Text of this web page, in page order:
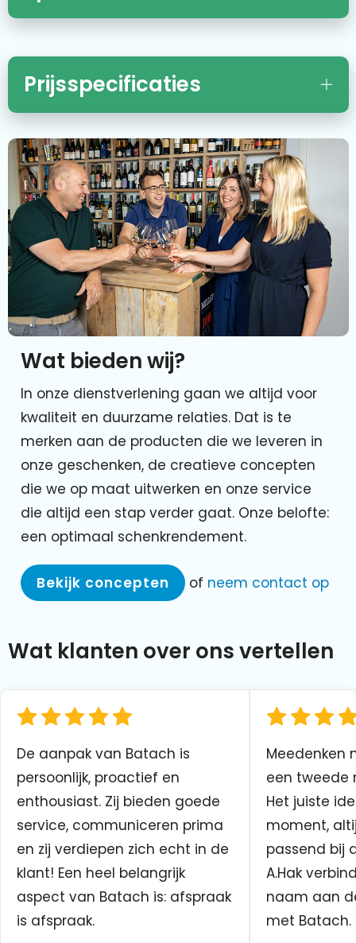
Prijsspecificaties
Wat bieden wij?
In onze dienstverlening gaan we altijd voor
kwaliteit en duurzame relaties. Dat is te
merken aan de producten die we leveren in
onze geschenken, de creatieve concepten
die we op maat uitwerken en onze service
die altijd een stap verder gaat. Onze belofte:
een optimaal schenkrendement.
Bekijk concepten of neem contact op
Wat klanten over ons vertellen
De aanpak van Batach is
persoonlijk, proactief en
enthousiast. Zij bieden goede
service, communiceren prima
en zij verdiepen zich echt in de
klant! Een heel belangrijk
aspect van Batach is: afspraak
is afspraak.
Meedenken
een tweede
Het juiste
moment,
passend bij
A.Hak
naam aan
met Batach.